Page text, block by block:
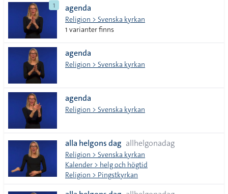
1 agenda
Religion > Svenska kyrkan
1 varianter finns
agenda
Religion > Svenska kyrkan
agenda
Religion > Svenska kyrkan
alla helgons dag allhelgonadag
Religion > Svenska kyrkan
Kalender > helg och högtid
Religion > Pingstkyrkan